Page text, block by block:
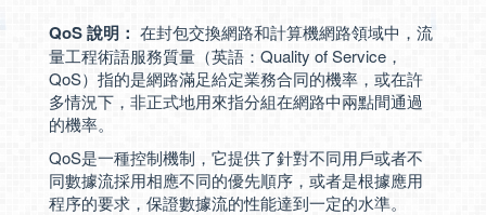
QoS 說明： 在封包交換網路和計算機網路領域中，流
量工程術語服務質量（英語：Quality of Service，
QoS）指的是網路滿足給定業務合同的機率，或在許
多情況下，非正式地用來指分組在網路中兩點間通過
的機率。
QoS是一種控制機制，它提供了針對不同用戶或者不
同數據流採用相應不同的優先順序，或者是根據應用
程序的要求，保證數據流的性能達到一定的水準。